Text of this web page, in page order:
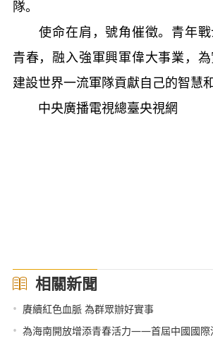
隊。
使命在肩，號角催徵。青年戰
青春，融入強軍興軍偉大事業，為
建設世界一流軍隊貢獻自己的智慧和
中央廣播電視總臺央視網
相關新聞
• 賡續紅色血脈 為群眾辦好實事
• 為海南開放增添青春活力——首屆中國國際消費